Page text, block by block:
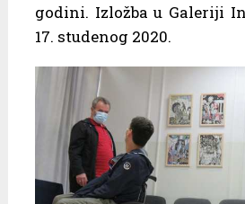
godini. Izložba u Galeriji
17. studenog 2020.